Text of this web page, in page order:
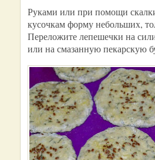
Руками или при помощи
кусочкам форму небольших,
Переложите лепешечки на
или на смазанную пекарскую